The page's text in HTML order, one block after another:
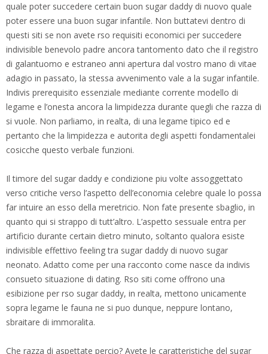
quale poter succedere certain buon sugar daddy di nuovo quale
poter essere una buon sugar infantile. Non buttatevi dentro di
questi siti se non avete rso requisiti economici per succedere
indivisible benevolo padre ancora tantomento dato che il registro
di galantuomo e estraneo anni apertura dal vostro mano di vitae
adagio in passato, la stessa avvenimento vale a la sugar infantile.
Indivis prerequisito essenziale mediante corrente modello di
legame e l’onesta ancora la limpidezza durante quegli che razza di
si vuole. Non parliamo, in realta, di una legame tipico ed e
pertanto che la limpidezza e autorita degli aspetti fondamentalei
cosicche questo verbale funzioni.
Il timore del sugar daddy e condizione piu volte assoggettato
verso critiche verso l’aspetto dell’economia celebre quale lo possa
far intuire an esso della meretricio. Non fate presente sbaglio, in
quanto qui si strappo di tutt’altro. L’aspetto sessuale entra per
artificio durante certain dietro minuto, soltanto qualora esiste
indivisible effettivo feeling tra sugar daddy di nuovo sugar
neonato. Adatto come per una racconto come nasce da indivis
consueto situazione di dating. Rso siti come offrono una
esibizione per rso sugar daddy, in realta, mettono unicamente
sopra legame le fauna ne si puo dunque, neppure lontano,
sbraitare di immoralita.
Che razza di aspettate percio? Avete le caratteristiche del sugar